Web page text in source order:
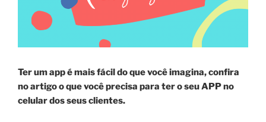
Ter um app é mais fácil do que você imagina, confira
no artigo o que você precisa para ter o seu APP no
celular dos seus clientes.